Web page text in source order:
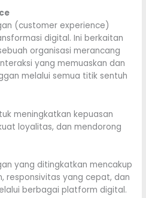
(customer experience)
digital. Ini berkaitan
organisasi merancang
yang memuaskan dan
melalui semua titik sentuh
meningkatkan kepuasan
loyalitas, dan mendorong
yang ditingkatkan mencakup
responsivitas yang cepat, dan
berbagai platform digital.